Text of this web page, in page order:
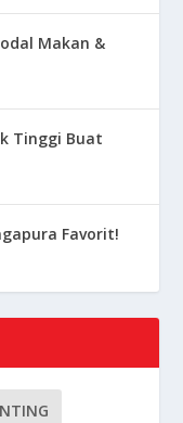
Makan &
Tinggi Buat
Favorit!